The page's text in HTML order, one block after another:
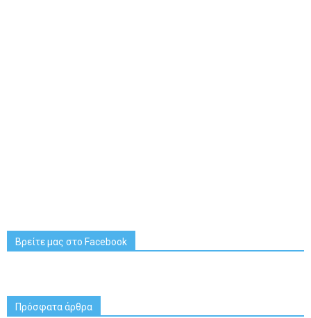
Βρείτε μας στο Facebook
Πρόσφατα άρθρα